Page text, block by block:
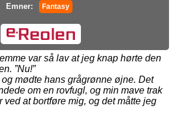
Emner: Fantasy
var så lav at jeg knap hørte den
”Nu!”
mødte hans grågrønne øjne. Det
om en rovfugl, og min mave trak
ved at bortføre mig, og det måtte jeg